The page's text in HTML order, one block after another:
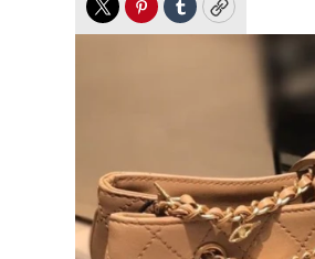
TwitterPinterest
TumblrCopy